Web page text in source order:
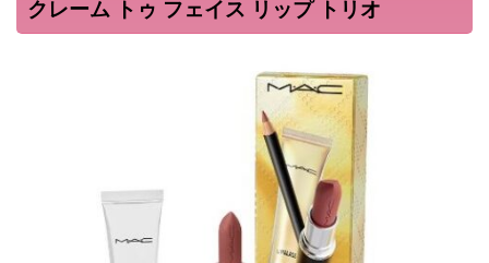
クレーム トゥ フェイス リップ トリオ